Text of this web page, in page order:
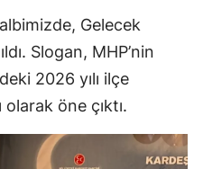
Gelecek
Slogan, MHP’nin
2026 yılı ilçe
öne çıktı.